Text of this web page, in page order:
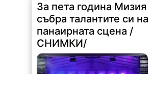
За пета година Мизия
събра талантите си на
панаирната сцена /
СНИМКИ/